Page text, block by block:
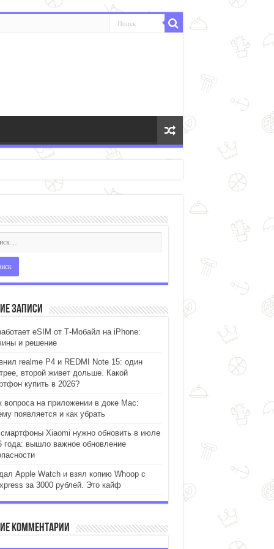
записи
eSIM от Т-Мобайл на iPhone:
и решение
realme P4 и REDMI Note 15: один
второй живет дольше. Какой
купить в 2026?
вопроса на приложении в доке Mac:
появляется и как убрать
Xiaomi нужно обновить в июле
года: вышло важное обновление
Apple Watch и взял копию Whoop с
за 3000 рублей. Это кайф
комментарии